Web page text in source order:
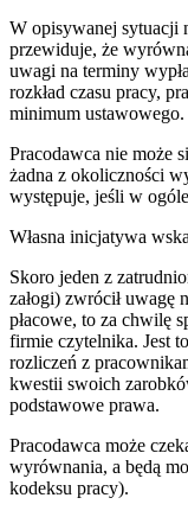
W opisywanej sytuacji
przewiduje, że
uwagi na terminy
rozkład czasu pracy,
minimum ustawowego.
Pracodawca nie może
żadna z okoliczności
występuje, jeśli w
Własna inicjatywa
Skoro jeden z
załogi) zwrócił uwagę
płacowe, to za chwilę
firmie czytelnika. Jest
rozliczeń z
kwestii swoich
podstawowe prawa.
Pracodawca może
wyrównania, a będą
kodeksu pracy).